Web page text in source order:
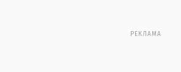
РЕКЛАМА